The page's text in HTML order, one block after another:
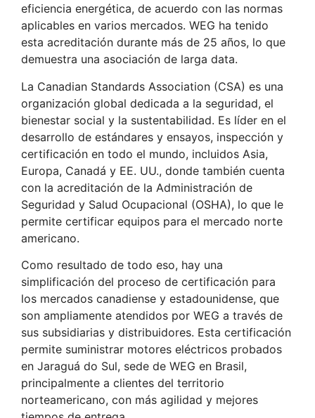
eficiencia energética, de acuerdo con las normas
aplicables en varios mercados. WEG ha tenido
esta acreditación durante más de 25 años, lo que
demuestra una asociación de larga data.
La Canadian Standards Association (CSA) es una
organización global dedicada a la seguridad, el
bienestar social y la sustentabilidad. Es líder en el
desarrollo de estándares y ensayos, inspección y
certificación en todo el mundo, incluidos Asia,
Europa, Canadá y EE. UU., donde también cuenta
con la acreditación de la Administración de
Seguridad y Salud Ocupacional (OSHA), lo que le
permite certificar equipos para el mercado norte
americano.
Como resultado de todo eso, hay una
simplificación del proceso de certificación para
los mercados canadiense y estadounidense, que
son ampliamente atendidos por WEG a través de
sus subsidiarias y distribuidores. Esta certificación
permite suministrar motores eléctricos probados
en Jaraguá do Sul, sede de WEG en Brasil,
principalmente a clientes del territorio
norteamericano, con más agilidad y mejores